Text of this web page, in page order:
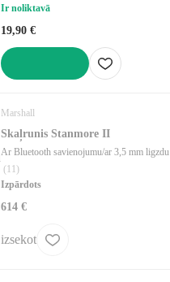
Ir noliktavā
19,90 €
Marshall
Skaļrunis Stanmore II
Ar Bluetooth savienojumu/ar 3,5 mm ligzdu
(11)
Izpārdots
614 €
izsekot